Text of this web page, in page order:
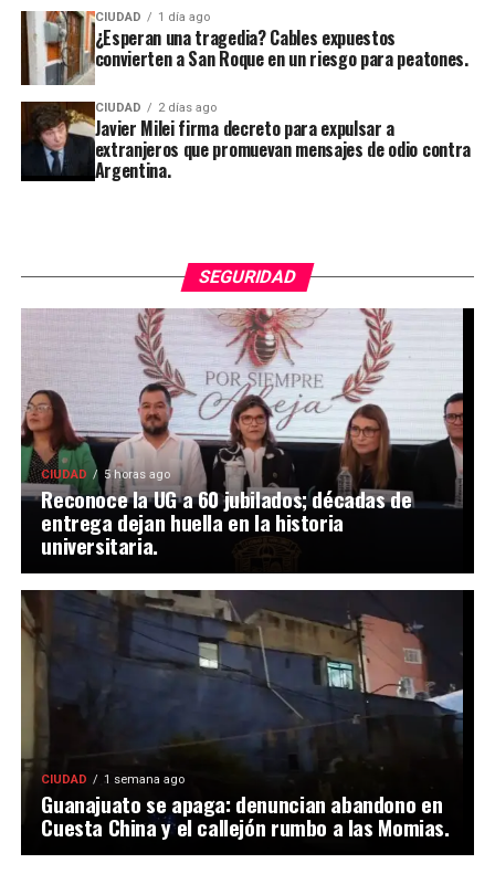
CIUDAD 1 día ago
¿Esperan una tragedia? Cables expuestos
convierten a San Roque en un riesgo para peatones.
CIUDAD 2 días ago
Javier Milei firma decreto para expulsar a
extranjeros que promuevan mensajes de odio contra
Argentina.
SEGURIDAD
CIUDAD 5 horas ago
Reconoce la UG a 60 jubilados; décadas de
entrega dejan huella en la historia
universitaria.
CIUDAD 1 semana ago
Guanajuato se apaga: denuncian abandono en
Cuesta China y el callejón rumbo a las Momias.